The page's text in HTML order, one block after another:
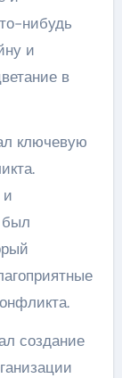
нибудь
и
в
ключевую
был
создание